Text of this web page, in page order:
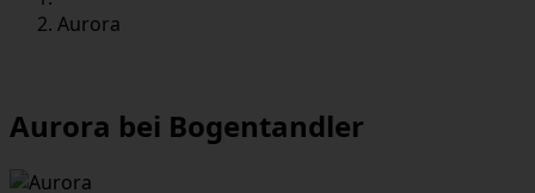
Aurora
Aurora bei Bogentandler